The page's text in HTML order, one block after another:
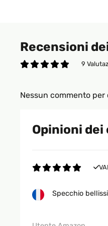
Recensioni
9
Nessun commento
Opinioni
Specchio